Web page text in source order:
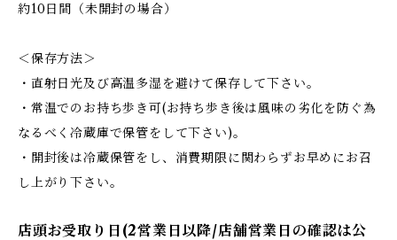
約10日間（未開封の場合）
＜保存方法＞
・直射日光及び高温多湿を避けて保存して下さい。
・常温でのお持ち歩き可(お持ち歩き後は風味の劣化を防ぐ為
なるべく冷蔵庫で保管をして下さい)。
・開封後は冷蔵保管をし、消費期限に関わらずお早めにお召
し上がり下さい。
店頭お受取り日(2営業日以降/店舗営業日の確認は公